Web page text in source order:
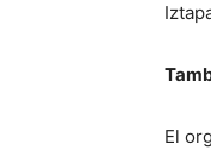
El